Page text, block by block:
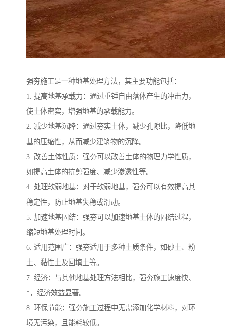
强夯施工是一种地基处理方法，其主要功能包括：
1. 提高地基承载力：通过重锤自由落体产生的冲击力，
使土体密实，增强地基的承载能力。
2. 减少地基沉降：通过夯实土体，减少孔隙比，降低地
基的压缩性，从而减少建筑物的沉降。
3. 改善土体性质：强夯可以改善土体的物理力学性质，
如提高土体的抗剪强度、减少渗透性等。
4. 处理软弱地基：对于软弱地基，强夯可以有效提高其
稳定性，防止地基失稳或滑动。
5. 加速地基固结：强夯可以加速地基土体的固结过程，
缩短地基处理时间。
6. 适用范围广：强夯适用于多种土质条件，如砂土、粉
土、黏性土及回填土等。
7. 经济：与其他地基处理方法相比，强夯施工速度快、
*，经济效益显著。
8. 环保节能：强夯施工过程中无需添加化学材料，对环
境无污染，且能耗较低。